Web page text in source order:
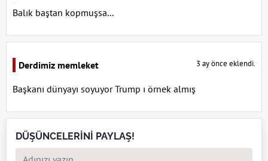
Balık baştan kopmuşsa...
Derdimiz memleket 3 ay önce eklendi.
Başkanı dünyayı soyuyor Trump ı örnek almış
DÜŞÜNCELERİNİ PAYLAŞ!